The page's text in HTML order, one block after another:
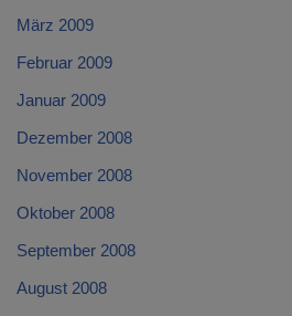
März 2009
Februar 2009
Januar 2009
Dezember 2008
November 2008
Oktober 2008
September 2008
August 2008